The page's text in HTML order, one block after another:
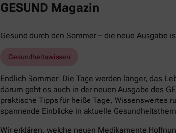
GESUND Magazin
Gesund durch den Sommer – die neue Ausgabe
Gesundheitswissen
Endlich Sommer! Die Tage werden länger, das
darum geht es auch in der neuen Ausgabe des
praktische Tipps für heiße Tage, Wissenswertes
spannende Einblicke in aktuelle
Wir erklären, welche neuen Medikamente